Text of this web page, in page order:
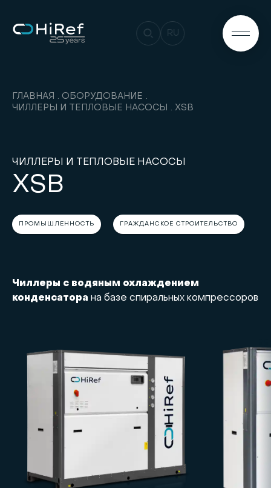
RU
ГЛАВНАЯ
ОБОРУДОВАНИЕ
ЧИЛЛЕРЫ И ТЕПЛОВЫЕ НАСОСЫ
XSB
ЧИЛЛЕРЫ И ТЕПЛОВЫЕ НАСОСЫ
XSB
ПРОМЫШЛЕННОСТЬ ГРАЖДАНСКОЕ СТРОИТЕЛЬСТВО
Чиллеры с водяным охлаждением
конденсатора на базе спиральных компрессоров